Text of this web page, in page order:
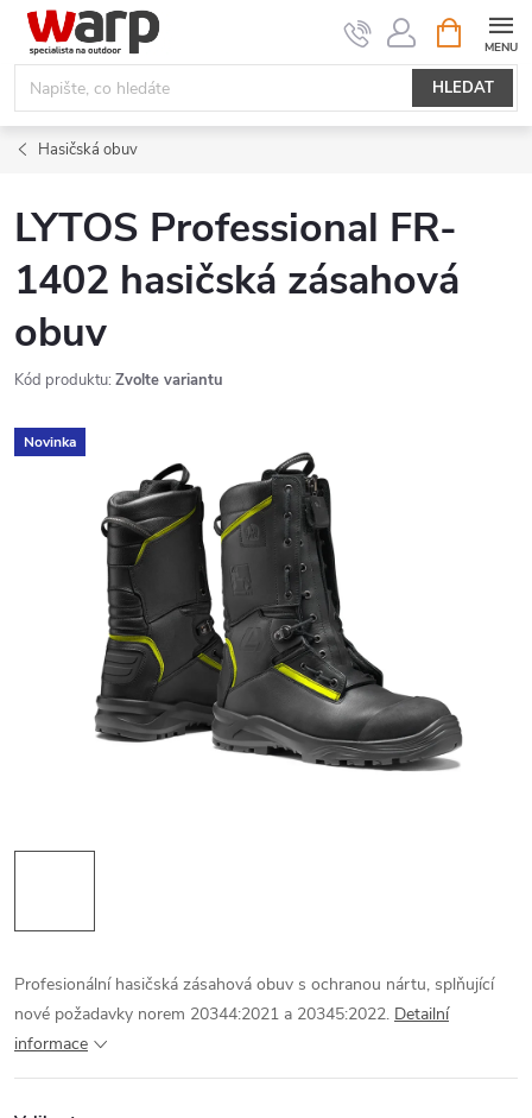
Přejít
obsah
HLEDAT
NÁKUPNÍ
KOŠÍK
Hasičská obuv
LYTOS Professional FR-
1402 hasičská zásahová
obuv
Kód produktu: Zvolte variantu
Novinka
Profesionální hasičská zásahová obuv s ochranou nártu, splňující
nové požadavky norem 20344:2021 a 20345:2022. Detailní
informace